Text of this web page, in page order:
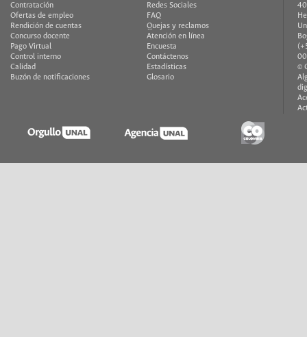
Contratación
Ofertas de empleo
Rendición de cuentas
Concurso docente
Pago Virtual
Control interno
Calidad
Buzón de notificaciones
Redes Sociales
FAQ
Quejas y reclamos
Atención en línea
Encuesta
Contáctenos
Estadísticas
Glosario
©